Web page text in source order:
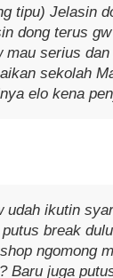
tipu) Jelasin
dong terus
serius
sekolah
elo kena
udah ikutin
break
ngomong
Baru juga